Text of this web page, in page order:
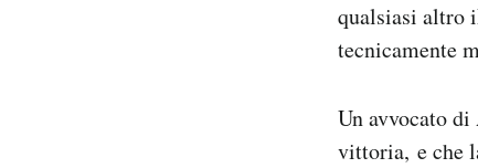
qualsiasi altro
tecnicamente
Un avvocato
vittoria, e che